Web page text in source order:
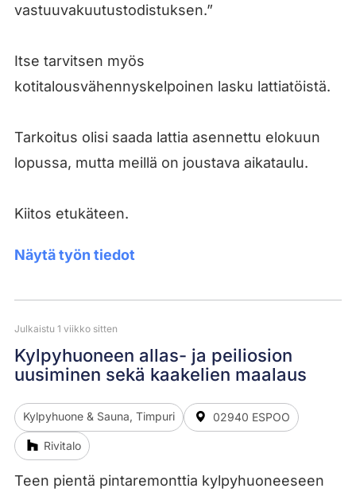
vastuuvakuutustodistuksen.”
Itse tarvitsen myös
kotitalousvähennyskelpoinen lasku lattiatöistä.
Tarkoitus olisi saada lattia asennettu elokuun
lopussa, mutta meillä on joustava aikataulu.
Kiitos etukäteen.
Näytä työn tiedot
Julkaistu 1 viikko sitten
Kylpyhuoneen allas- ja peiliosion
uusiminen sekä kaakelien maalaus
Kylpyhuone & Sauna, Timpuri 02940 ESPOO
Rivitalo
Teen pientä pintaremonttia kylpyhuoneeseen